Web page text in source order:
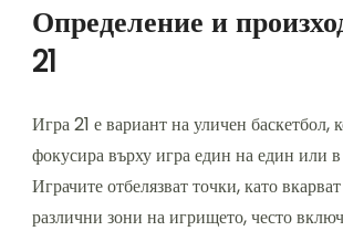
Определение и
21
Игра 21 е вариант на уличен баскетбол,
фокусира върху игра един на един или
Играчите отбелязват точки, като
различни зони на игрището, често